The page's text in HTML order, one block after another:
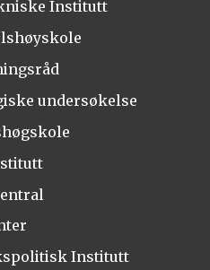
Institutt
undersøkelse
Institutt